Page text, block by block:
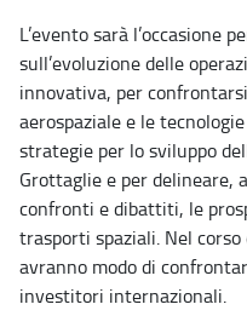
L’evento sarà l’occasione
sull’evoluzione delle
innovativa, per
aerospaziale e le
strategie per lo sviluppo
Grottaglie e per delineare,
confronti e dibattiti, le
trasporti spaziali. Nel
avranno modo di
investitori internazionali.